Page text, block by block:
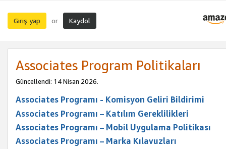
Giriş yap or Kaydol
Associates Program Politikaları
Güncellendi: 14 Nisan 2026.
Associates Programı - Komisyon Geliri Bildirimi
Associates Programı – Katılım Gereklilikleri
Associates Programı – Mobil Uygulama Politikası
Associates Programı – Marka Kılavuzları